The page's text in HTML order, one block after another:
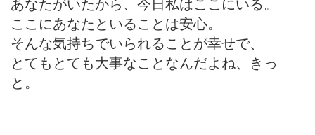
ここにあなたといることは安心。
そんな気持ちでいられることが幸せで、
とてもとても大事なことなんだよね、きっ
と。